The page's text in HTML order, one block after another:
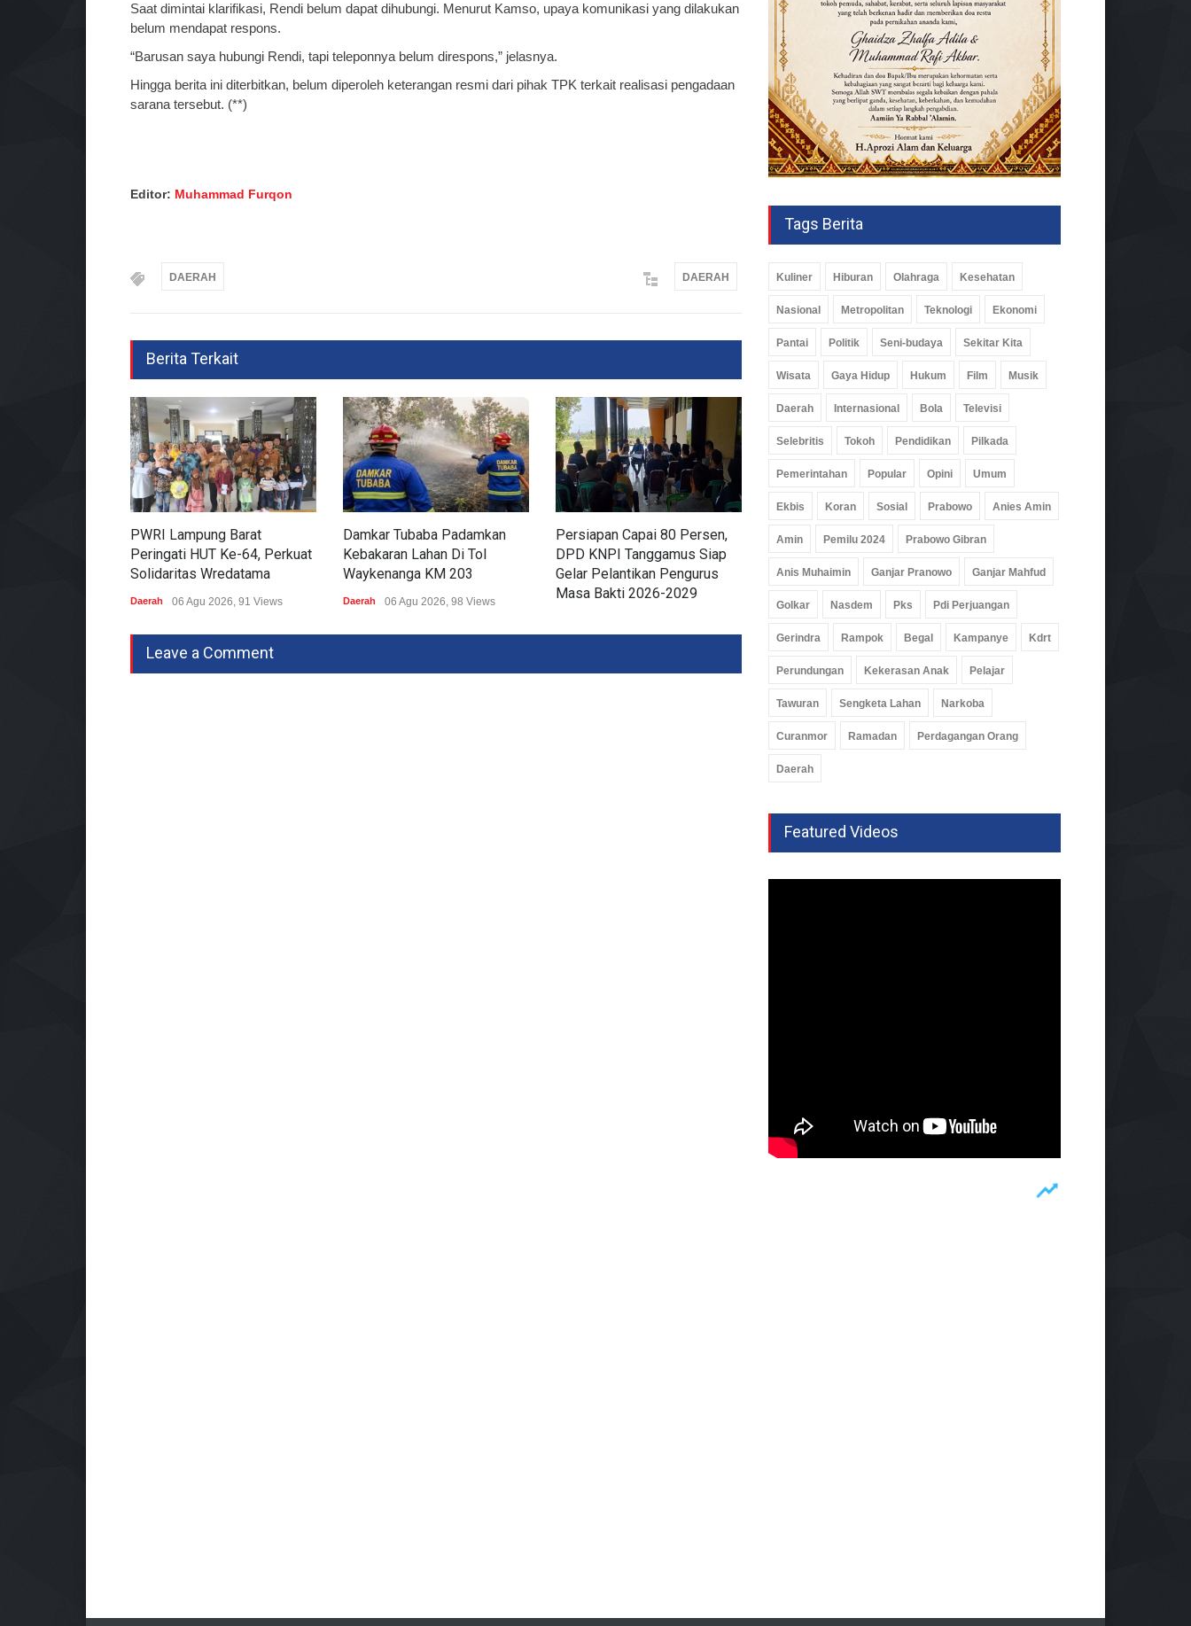
Saat dimintai klarifikasi, Rendi belum dapat dihubungi. Menurut Kamso, upaya komunikasi yang dilakukan
belum mendapat respons.
“Barusan saya hubungi Rendi, tapi teleponnya belum direspons,” jelasnya.
Hingga berita ini diterbitkan, belum diperoleh keterangan resmi dari pihak TPK terkait realisasi pengadaan
sarana tersebut. (**)
Editor: Muhammad Furqon
DAERAH DAERAH
Berita Terkait
PWRI Lampung Barat
Peringati HUT Ke-64, Perkuat
Solidaritas Wredatama
Daerah 06 Agu 2026, 91 Views
Damkar Tubaba Padamkan
Kebakaran Lahan Di Tol
Waykenanga KM 203
Daerah 06 Agu 2026, 98 Views
Persiapan Capai 80 Persen,
DPD KNPI Tanggamus Siap
Gelar Pelantikan Pengurus
Masa Bakti 2026-2029
Dispar Pesawaran Jajaki
Lampung, Perkuat Pendataan
Leave a Comment
Tags Berita
Kuliner Hiburan Olahraga Kesehatan
Nasional Metropolitan Teknologi Ekonomi
Pantai Politik Seni-budaya Sekitar Kita
Wisata Gaya Hidup Hukum Film Musik
Daerah Internasional Bola Televisi
Selebritis Tokoh Pendidikan Pilkada
Pemerintahan Popular Opini Umum
Ekbis Koran Sosial Prabowo Anies Amin
Amin Pemilu 2024 Prabowo Gibran
Anis Muhaimin Ganjar Pranowo Ganjar Mahfud
Golkar Nasdem Pks Pdi Perjuangan
Gerindra Rampok Begal Kampanye Kdrt
Perundungan Kekerasan Anak Pelajar
Tawuran Sengketa Lahan Narkoba
Curanmor Ramadan Perdagangan Orang
Daerah
Featured Videos